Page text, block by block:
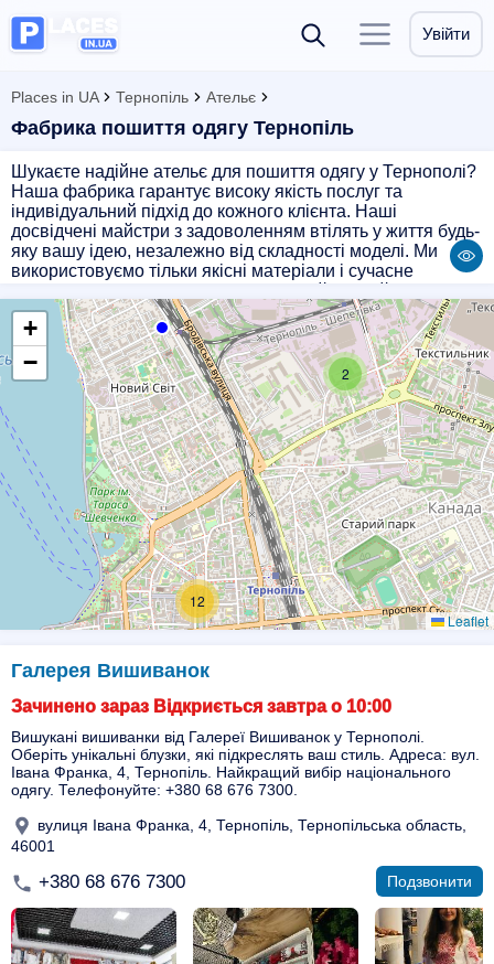
Увійти
Places in UA Тернопіль Ательє
Фабрика пошиття одягу Тернопіль
Шукаєте надійне ательє для пошиття одягу у Тернополі?
Наша фабрика гарантує високу якість послуг та
індивідуальний підхід до кожного клієнта. Наші
досвідчені майстри з задоволенням втілять у життя будь-
яку вашу ідею, незалежно від складності моделі. Ми
використовуємо тільки якісні матеріали і сучасне
Звертайтеся до нас, і ми зробимо все можливе, щоб
задовольнити ваші потреби і виправдати ваші
очікування.
2
12
+
−
Leaflet
Галерея Вишиванок
Зачинено зараз Відкриється завтра о 10:00
Вишукані вишиванки від Галереї Вишиванок у Тернополі.
Оберіть унікальні блузки, які підкреслять ваш стиль. Адреса: вул.
Івана Франка, 4, Тернопіль. Найкращий вибір національного
одягу. Телефонуйте: +380 68 676 7300.
вулиця Івана Франка, 4, Тернопіль, Тернопільська область,
46001
+380 68 676 7300 Подзвонити